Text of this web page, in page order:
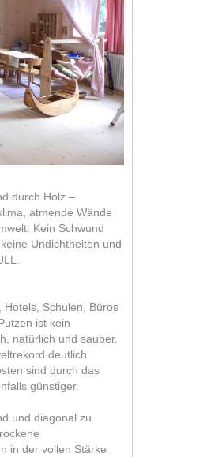
durch Holz –
atmende Wände
Kein Schwund
Undichtheiten und
Schulen, Büros
ist kein
natürlich und sauber.
deutlich
sind durch das
günstiger.
und diagonal zu
in der vollen Stärke